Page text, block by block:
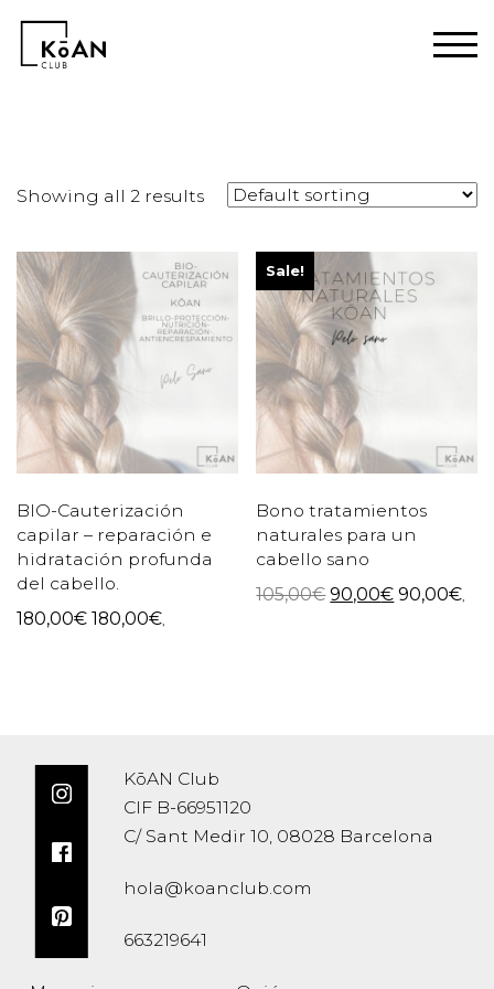
Showing all 2 results
BIO-Cauterización
capilar – reparación e
hidratación profunda
del cabello.
180,00€ 180,00€,
Sale!
Bono tratamientos
naturales para un
cabello sano
105,00€ 90,00€ 90,00€,
KōAN Club
CIF B-66951120
C/ Sant Medir 10, 08028 Barcelona
hola@koanclub.com
663219641